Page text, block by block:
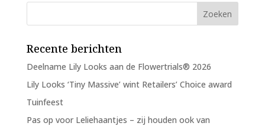
Recente berichten
Deelname Lily Looks aan de Flowertrials® 2026
Lily Looks ‘Tiny Massive’ wint Retailers’ Choice award
Tuinfeest
Pas op voor Leliehaantjes – zij houden ook van